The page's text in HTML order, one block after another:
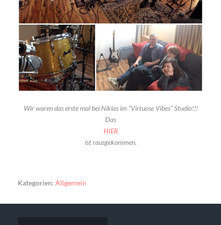
Wir waren das erste mal bei Niklas im “Virtuose Vibes” Studio!!!
Das
HIER
ist rausgekommen.
Kategorien: Allgemein